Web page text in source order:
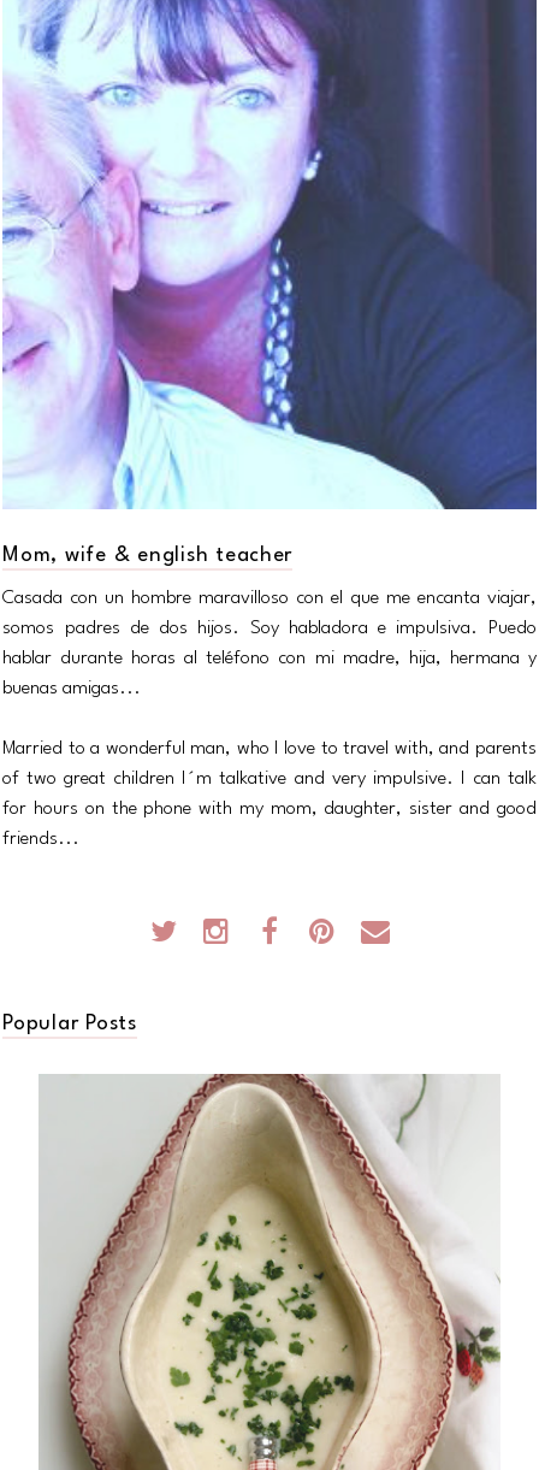
Mom, wife & english teacher
Casada con un hombre maravilloso con el que me encanta viajar,
somos padres de dos hijos. Soy habladora e impulsiva. Puedo
hablar durante horas al teléfono con mi madre, hija, hermana y
buenas amigas...
Married to a wonderful man, who I love to travel with, and parents
of two great children I´m talkative and very impulsive. I can talk
for hours on the phone with my mom, daughter, sister and good
friends...
Popular Posts